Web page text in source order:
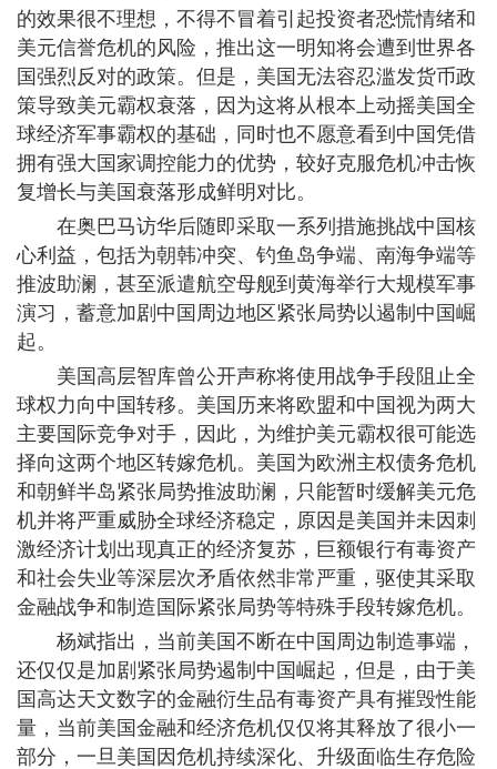
的效果很不理想，不得不冒着引起投资者恐慌情绪和
美元信誉危机的风险，推出这一明知将会遭到世界各
国强烈反对的政策。但是，美国无法容忍滥发货币政
策导致美元霸权衰落，因为这将从根本上动摇美国全
球经济军事霸权的基础，同时也不愿意看到中国凭借
拥有强大国家调控能力的优势，较好克服危机冲击恢
复增长与美国衰落形成鲜明对比。
在奥巴马访华后随即采取一系列措施挑战中国核
心利益，包括为朝韩冲突、钓鱼岛争端、南海争端等
推波助澜，甚至派遣航空母舰到黄海举行大规模军事
演习，蓄意加剧中国周边地区紧张局势以遏制中国崛
起。
美国高层智库曾公开声称将使用战争手段阻止全
球权力向中国转移。美国历来将欧盟和中国视为两大
主要国际竞争对手，因此，为维护美元霸权很可能选
择向这两个地区转嫁危机。美国为欧洲主权债务危机
和朝鲜半岛紧张局势推波助澜，只能暂时缓解美元危
机并将严重威胁全球经济稳定，原因是美国并未因刺
激经济计划出现真正的经济复苏，巨额银行有毒资产
和社会失业等深层次矛盾依然非常严重，驱使其采取
金融战争和制造国际紧张局势等特殊手段转嫁危机。
杨斌指出，当前美国不断在中国周边制造事端，
还仅仅是加剧紧张局势遏制中国崛起，但是，由于美
国高达天文数字的金融衍生品有毒资产具有摧毁性能
量，当前美国金融和经济危机仅仅将其释放了很小一
部分，一旦美国因危机持续深化、升级面临生存危险